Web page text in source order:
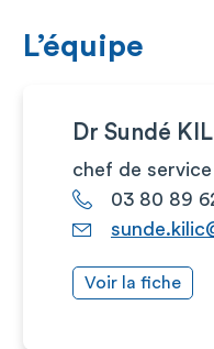
L’équipe
Dr Sundé
chef de service
03 80 89
Voir la fiche